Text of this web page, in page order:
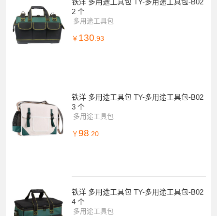
铁洋 多用途工具包 TY-多用途工具包-B02
2 个
多用途工具包
￥ 130.93
铁洋 多用途工具包 TY-多用途工具包-B02
3 个
多用途工具包
￥ 98 .20
铁洋 多用途工具包 TY-多用途工具包-B02
4 个
多用途工具包